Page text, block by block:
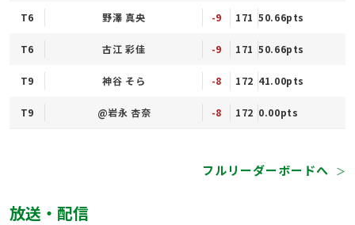
T6 野澤 真央 -9 171 50.66pts
T6 古江 彩佳 -9 171 50.66pts
T9 神谷 そら -8 172 41.00pts
T9 @岩永 杏奈 -8 172 0.00pts
フルリーダーボードへ ＞
放送・配信